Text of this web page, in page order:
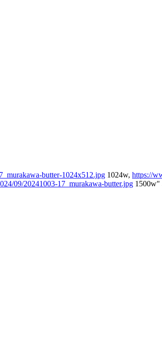
butter-1024x512.jpg 1024w, https://
09/20241003-17_murakawa-butter.jpg 1500w"